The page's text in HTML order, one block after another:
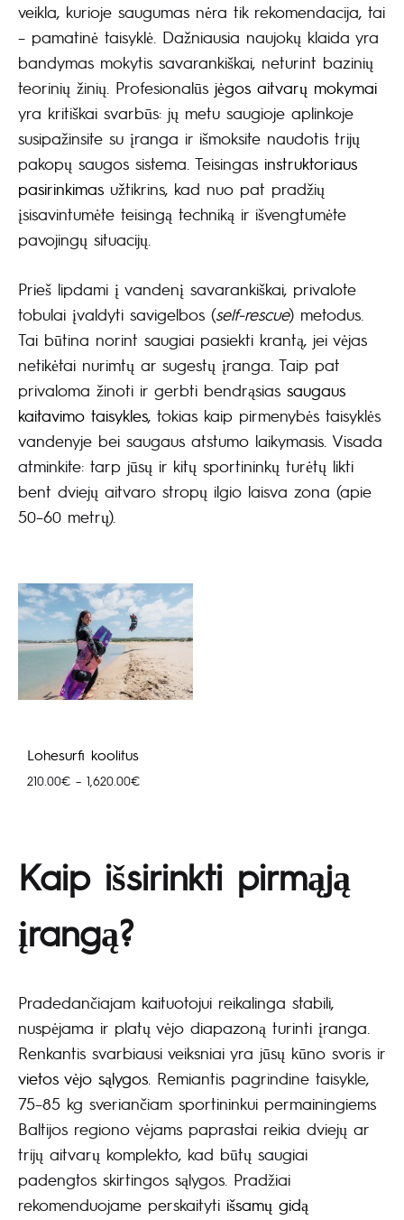
veikla, kurioje saugumas nėra tik rekomendacija, tai
– pamatinė taisyklė. Dažniausia naujokų klaida yra
bandymas mokytis savarankiškai, neturint bazinių
teorinių žinių. Profesionalūs jėgos aitvarų mokymai
yra kritiškai svarbūs: jų metu saugioje aplinkoje
susipažinsite su įranga ir išmoksite naudotis trijų
pakopų saugos sistema. Teisingas instruktoriaus
pasirinkimas užtikrins, kad nuo pat pradžių
įsisavintumėte teisingą techniką ir išvengtumėte
pavojingų situacijų.
Prieš lipdami į vandenį savarankiškai, privalote
tobulai įvaldyti savigelbos (self-rescue) metodus.
Tai būtina norint saugiai pasiekti krantą, jei vėjas
netikėtai nurimtų ar sugestų įranga. Taip pat
privaloma žinoti ir gerbti bendrąsias saugaus
kaitavimo taisykles, tokias kaip pirmenybės taisyklės
vandenyje bei saugaus atstumo laikymasis. Visada
atminkite: tarp jūsų ir kitų sportininkų turėtų likti
bent dviejų aitvaro stropų ilgio laisva zona (apie
50–60 metrų).
Lohesurfi koolitus
210.00€ – 1,620.00€Price
Kaip išsirinkti pirmąją
įrangą?
Pradedančiajam kaituotojui reikalinga stabili,
nuspėjama ir platų vėjo diapazoną turinti įranga.
Renkantis svarbiausi veiksniai yra jūsų kūno svoris ir
vietos vėjo sąlygos . Remiantis pagrindine taisykle,
75–85 kg sveriančiam sportininkui permainingiems
Baltijos regiono vėjams paprastai reikia dviejų ar
trijų aitvarų komplekto, kad būtų saugiai
padengtos skirtingos sąlygos. Pradžiai
rekomenduojame perskaityti išsamų gidą